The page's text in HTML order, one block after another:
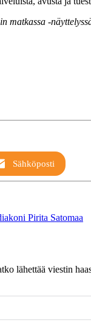
matkassa -
Sähköposti
Pirita Satomaa
lähettää viestin